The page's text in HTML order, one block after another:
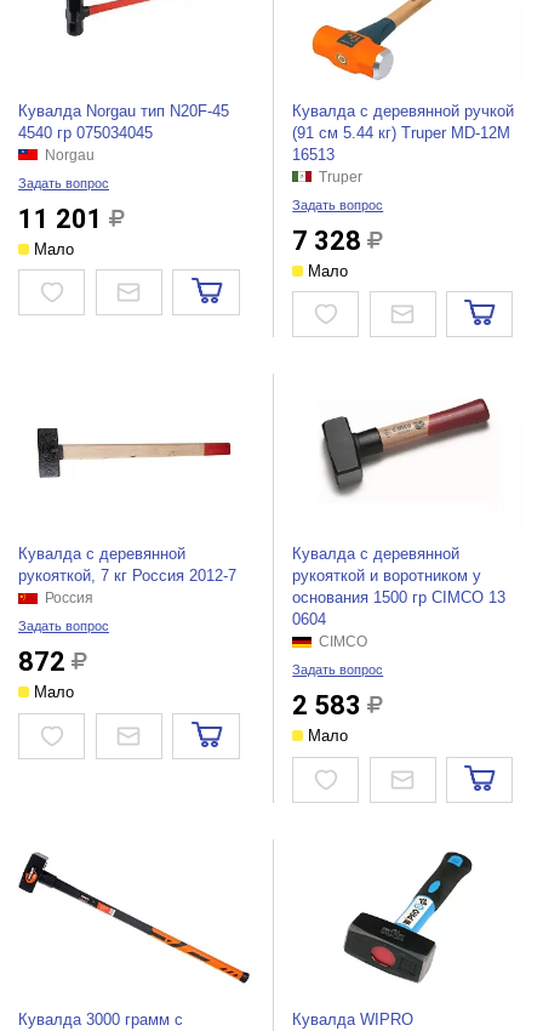
Кувалда Norgau тип N20F-45
4540 гр 075034045
Norgau
Задать вопрос
11 201
Мало
Кувалда с деревянной ручкой
(91 см 5.44 кг) Truper MD-12M
16513
Truper
Задать вопрос
7 328
Мало
Кувалда с деревянной
рукояткой, 7 кг Россия 2012-7
Россия
Задать вопрос
872
Мало
Кувалда с деревянной
рукояткой и воротником у
основания 1500 гр CIMCO 13
0604
CIMCO
Задать вопрос
2 583
Мало
Кувалда 3000 грамм с
Кувалда WIPRO